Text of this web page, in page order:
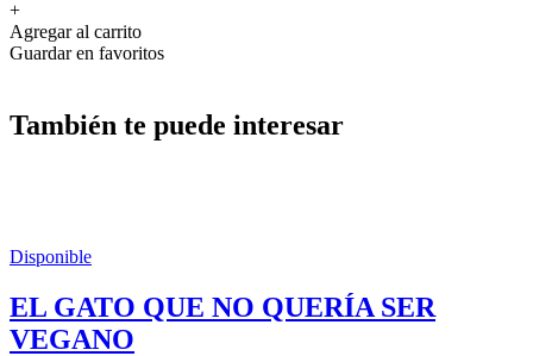
+
Agregar al carrito
Guardar en favoritos
También te puede interesar
Disponible
EL GATO QUE NO QUERÍA SER
VEGANO